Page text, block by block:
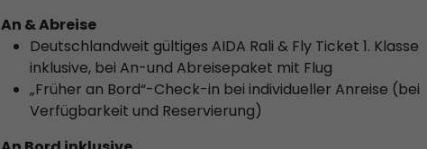
An & Abreise
Deutschlandweit gültiges AIDA Rali & Fly Ticket 1. Klasse
inklusive, bei An-und Abreisepaket mit Flug
„Früher an Bord“-Check-in bei individueller Anreise (bei
Verfügbarkeit und Reservierung)